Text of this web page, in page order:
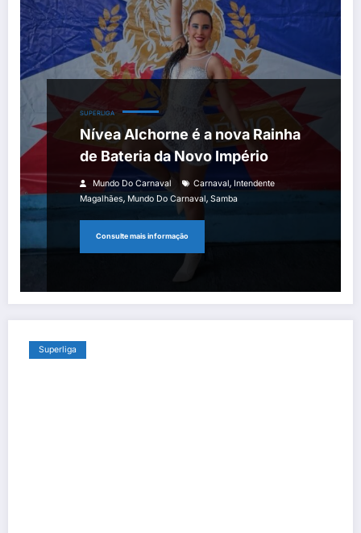
SUPERLIGA
Nívea Alchorne é a nova Rainha
de Bateria da Novo Império
Mundo Do Carnaval Carnaval, Intendente
Magalhães, Mundo Do Carnaval, Samba
Consulte mais informação
Superliga